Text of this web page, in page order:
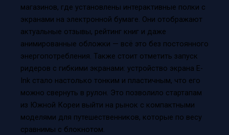
магазинов, где установлены интерактивные полки с
экранами на электронной бумаге. Они отображают
актуальные отзывы, рейтинг книг и даже
анимированные обложки — всё это без постоянного
энергопотребления. Также стоит отметить запуск
ридеров с гибкими экранами: устройство экрана E-
Ink стало настолько тонким и пластичным, что его
можно свернуть в рулон. Это позволило стартапам
из Южной Кореи выйти на рынок с компактными
моделями для путешественников, которые по весу
сравнимы с блокнотом.